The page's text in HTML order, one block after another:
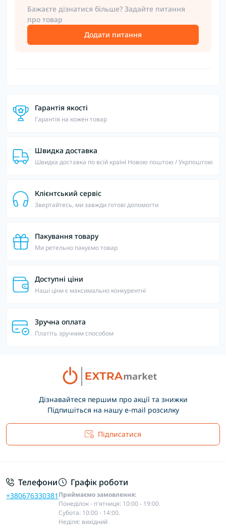
Бажаєте дізнатися більше? Задайте питання
про товар
Додати питання
Гарантія якості
Гарантія на кожен товар
Швидка доставка
Швидка доставка по всій країні Новою поштою / Укрпоштою
Клієнтський сервіс
Звертайтесь, ми завжди готові допомогти
Пакування товару
Ми ретельно пакуємо товар
Доступні ціни
Наші ціни є максимально конкурентні
Зручна оплата
Платіть зручним способом
Дізнавайтеся першим про акції та знижки
Підпишіться на нашу e-mail розсилку
Підписатися
Телефони
+380676330381
Графік роботи
Приймаємо замовлення:
Понеділок - п'ятниця: 10:00 - 19:00.
Субота: 10:00 - 14:00.
Неділя: вихідний